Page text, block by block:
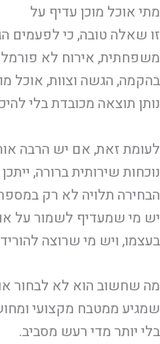
מתי אוכל מוכן עדיף על
זו שאלה טובה, כי לפעמים
משפחתית, אירוח לא
בהקמה, הגשה וצוות, אוכל
נותן תוצאה מכובדת בלי
לעומת זאת, אם יש הרבה
נוכחות שירותית ברורה,
הבחירה תלויה לא רק
יש מי שמעדיף לשמור על
בעצמו, ויש מי שרוצה
מה שחשוב הוא לא לבחור
שמגיע ממטבח מקצועי
בלי יותר מדי רעש מסביב.